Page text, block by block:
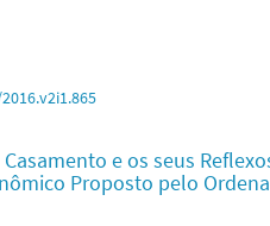
e os seus
Proposto pelo